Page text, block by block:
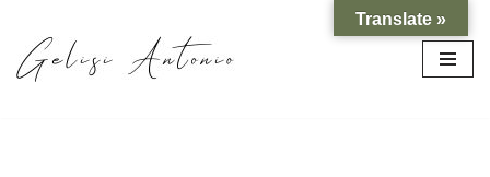
Vai
al
Translate »